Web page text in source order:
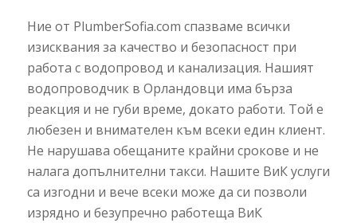
Ние от PlumberSofia.com спазваме всички
изисквания за качество и безопасност при
работа с водопровод и канализация. Нашият
водопроводчик в Орландовци има бърза
реакция и не губи време, докато работи. Той е
любезен и внимателен към всеки един клиент.
Не нарушава обещаните крайни срокове и не
налага допълнителни такси. Нашите ВиК услуги
са изгодни и вече всеки може да си позволи
изрядно и безупречно работеща ВиК